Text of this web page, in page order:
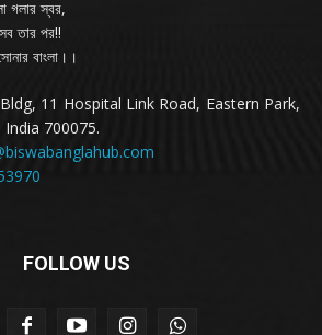
গলার স্বর,
তার পর!!
বাংলা।।
11 Hospital Link Road, Eastern Park,
700075.
FOLLOW US